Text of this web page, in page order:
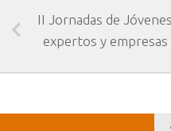
II Jornadas de
expertos y